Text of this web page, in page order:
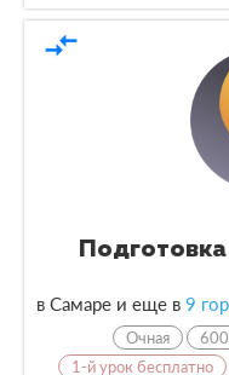
compare_arrows
в Самаре и еще в 9
Очная
1-й урок бесплатно